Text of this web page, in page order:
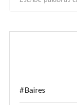
C
#Baires